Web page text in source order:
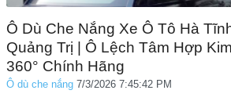
Ô Dù Che Nắng Xe Ô Tô Hà
Quảng Trị | Ô Lệch Tâm Hợp
360° Chính Hãng
Ô dù che nắng 7/3/2026 7:45:42 PM